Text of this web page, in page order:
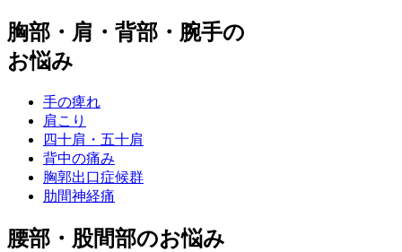
胸部・肩・背部・腕手の
お悩み
手の痺れ
肩こり
四十肩・五十肩
背中の痛み
胸郭出口症候群
肋間神経痛
腰部・股間部のお悩み